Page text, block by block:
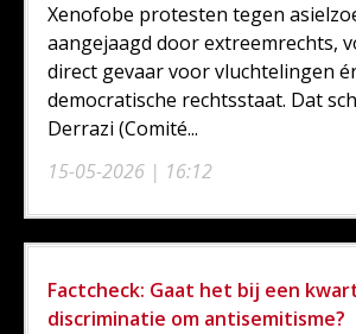
15-05-2026 | 16:12
Xenofobe protesten tegen
aangejaagd door extreemrechts,
direct gevaar voor vluchtelingen
democratische rechtsstaat. Dat
Derrazi (Comité...
Factcheck: Gaat het bij een
discriminatie om antisemitisme?